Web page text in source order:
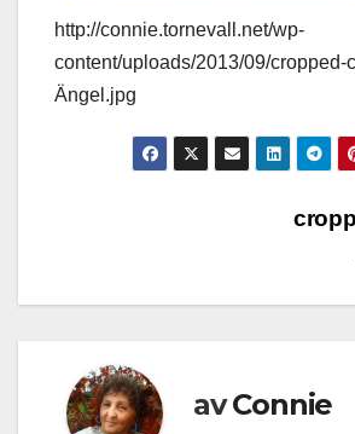
http://connie.tornevall.net/wp-
content/uploads/2013/09/cropped-
Ängel.jpg
avConnie